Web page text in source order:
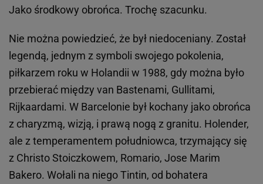
Jako środkowy obrońca. Trochę szacunku.
Nie można powiedzieć, że był niedoceniany. Został
legendą, jednym z symboli swojego pokolenia,
piłkarzem roku w Holandii w 1988, gdy można było
przebierać między van Bastenami, Gullitami,
Rijkaardami. W Barcelonie był kochany jako obrońca
z charyzmą, wizją, i prawą nogą z granitu. Holender,
ale z temperamentem południowca, trzymający się
z Christo Stoiczkowem, Romario, Jose Marim
Bakero. Wołali na niego Tintin, od bohatera